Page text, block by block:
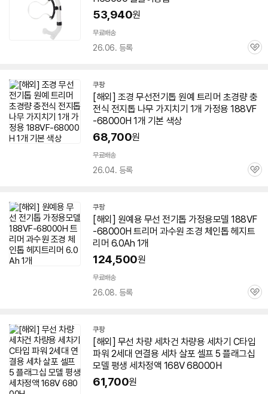
53,940원
무료배송
26.06. 등록
관
쿠팡
[해외] 조경 무선전기톱 원예 트리머 초경량 충
전식 전지톱 나무 가지치기 1개 가정용 188VF
-68000H 1개 기본 색상
68,700원
무료배송
26.04. 등록
관
쿠팡
[해외] 원예용 무선 전기톱 가정용모델 188VF
-68000H 트리머 과수원 조경 체인톱 헤지트
리머 6.0Ah 1개
124,500원
무료배송
26.08. 등록
관
쿠팡
[해외] 무선 차량 세차건 차량용 세차기 C타입
파워 2세대 연결용 세차 살포 셀프 5 플래그십
모델 평생 세차정액 168V68000H
61,700원